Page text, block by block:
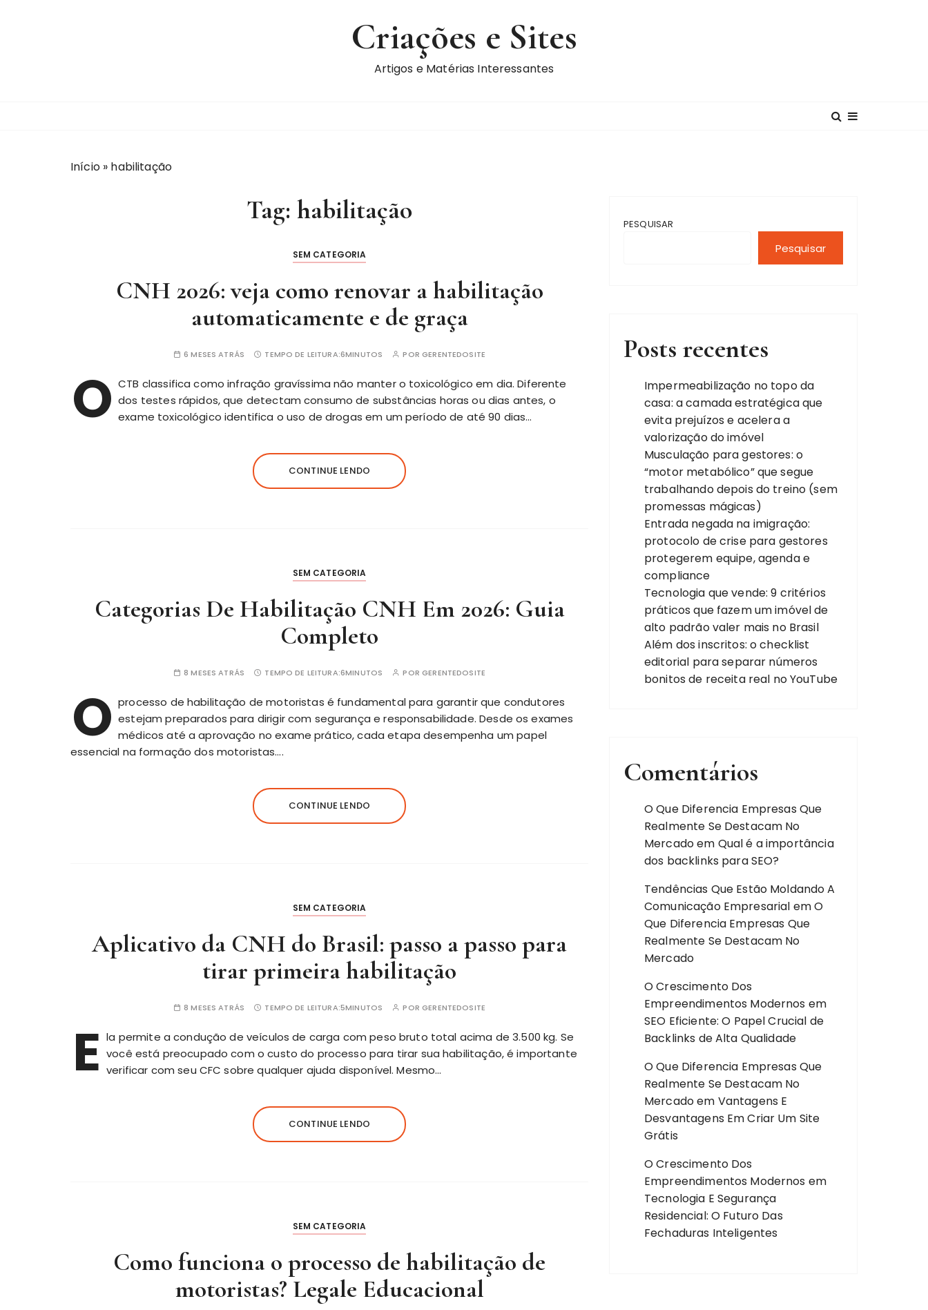
Criações e Sites
Artigos e Matérias Interessantes
Início» habilitação
Tag: habilitação
SEM CATEGORIA
CNH 2026: veja como renovar a habilitação
automaticamente e de graça
6 MESES ATRÁS TEMPO DE LEITURA:6MINUTOS PORGERENTEDOSITE
O CTB classifica como infração gravíssima não manter o toxicológico em dia. Diferente
dos testes rápidos, que detectamconsumo de substâncias horas ou dias antes, o
exame toxicológico identifica o uso de drogas em um período de até 90 dias…
CONTINUE LENDO
SEM CATEGORIA
Categorias De Habilitação CNH Em 2026: Guia
Completo
8 MESES ATRÁS TEMPO DE LEITURA:6MINUTOS PORGERENTEDOSITE
O processo de habilitação de motoristas é fundamental para garantir que condutores
estejam preparados para dirigir com segurança e responsabilidade. Desde os exames
médicos até a aprovação no exame prático, cada etapa desempenha um papel
essencial na formação dos motoristas….
CONTINUE LENDO
SEM CATEGORIA
Aplicativo da CNH do Brasil: passo a passo para
tirar primeira habilitação
8 MESES ATRÁS TEMPO DE LEITURA:5MINUTOS PORGERENTEDOSITE
E la permite a condução de veículos de carga com peso bruto total acima de 3.500 kg. Se
você está preocupado com o custo do processo para tirar suahabilitação, é importante
verificar com seu CFC sobre qualquer ajuda disponível. Mesmo…
CONTINUE LENDO
SEM CATEGORIA
Como funciona o processo de habilitação de
motoristas? Legale Educacional
PESQUISAR
Pesquisar
Posts recentes
Impermeabilização no topo da
casa: a camada estratégica que
evita prejuízos e acelera a
valorização do imóvel
Musculação para gestores: o
“motor metabólico” que segue
trabalhando depois do treino (sem
promessas mágicas)
Entrada negada na imigração:
protocolo de crise para gestores
protegerem equipe, agenda e
compliance
Tecnologia que vende: 9 critérios
práticos que fazem um imóvel de
alto padrão valer mais no Brasil
Além dos inscritos: o checklist
editorial para separar números
bonitos de receita real no YouTube
Comentários
O Que Diferencia Empresas Que
Realmente Se Destacam No
Mercadoem Qual é a importância
dos backlinks para SEO?
Tendências Que Estão Moldando A
Comunicação Empresarial emO
Que Diferencia Empresas Que
Realmente Se Destacam No
Mercado
O Crescimento Dos
Empreendimentos Modernos em
SEO Eficiente: O Papel Crucial de
Backlinks de Alta Qualidade
O Que Diferencia Empresas Que
Realmente Se Destacam No
Mercadoem Vantagens E
Desvantagens Em Criar Um Site
Grátis
O Crescimento Dos
Empreendimentos Modernos em
Tecnologia E Segurança
Residencial: O Futuro Das
Fechaduras Inteligentes